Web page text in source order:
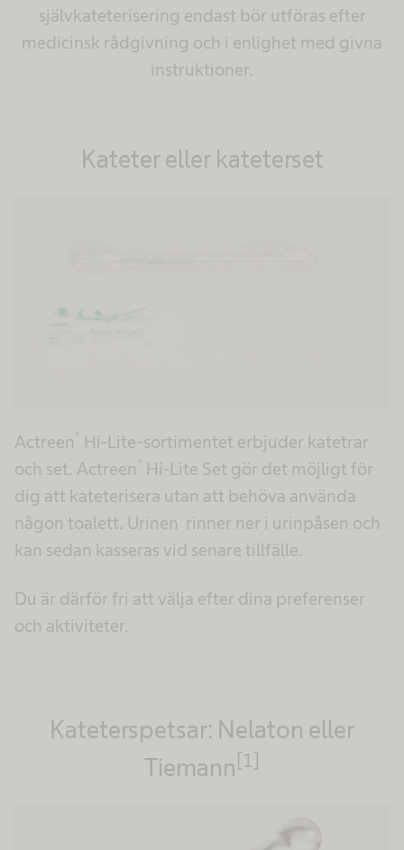
självkateterisering endast bör utföras efter
medicinsk rådgivning och i enlighet med givna
instruktioner.
Kateter eller kateterset
Actreen
Hi-Lite-sortimentet erbjuder katetrar
och set. Actreen
Hi-Lite Set gör det möjligt för
dig att kateterisera utan att behöva använda
någon toalett. Urinen rinner ner i urinpåsen och
kan sedan kasseras vid senare tillfälle.
Du är därför fri att välja efter dina preferenser
och aktiviteter.
Kateterspetsar: Nelaton eller
Tiemann [1]